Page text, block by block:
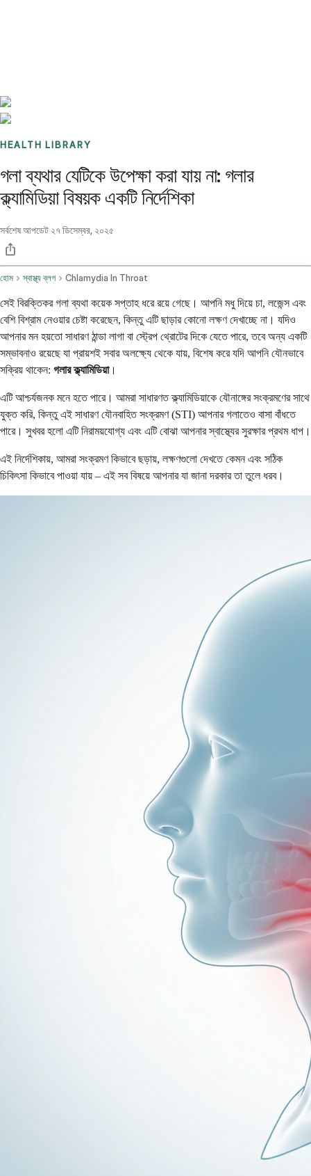
HEALTH LIBRARY
গলা ব্যথার যেটিকে উপেক্ষা করা যায় না: গলার
ক্ল্যামিডিয়া বিষয়ক একটি নির্দেশিকা
সর্বশেষ আপডেট২৭ ডিসেম্বর, ২০২৫
হোম স্বাস্থ্য ব্লগ Chlamydia In Throat
সেই বিরক্তিকর গলা ব্যথা কয়েক সপ্তাহ ধরে রয়ে গেছে। আপনি মধু দিয়ে চা, লজেন্স এবং
বেশি বিশ্রাম নেওয়ার চেষ্টা করেছেন, কিন্তু এটি ছাড়ার কোনো লক্ষণ দেখাচ্ছে না। যদিও
আপনার মন হয়তো সাধারণ ঠান্ডা লাগা বা স্ট্রেপ থ্রোটের দিকে যেতে পারে, তবে অন্য একটি
সম্ভাবনাও রয়েছে যা প্রায়শই সবার অলক্ষ্যে থেকে যায়, বিশেষ করে যদি আপনি যৌনভাবে
সক্রিয় থাকেন: গলার ক্ল্যামিডিয়া।
এটি আশ্চর্যজনক মনে হতে পারে। আমরা সাধারণত ক্ল্যামিডিয়াকে যৌনাঙ্গের সংক্রমণের সাথে
যুক্ত করি, কিন্তু এই সাধারণ যৌনবাহিত সংক্রমণ (STI) আপনার গলাতেও বাসা বাঁধতে
পারে। সুখবর হলো এটি নিরাময়যোগ্য এবং এটি বোঝা আপনার স্বাস্থ্যের সুরক্ষার প্রথম ধাপ।
এই নির্দেশিকায়, আমরা সংক্রমণ কিভাবে ছড়ায়, লক্ষণগুলো দেখতে কেমন এবং সঠিক
চিকিৎসা কিভাবে পাওয়া যায় – এই সব বিষয়ে আপনার যা জানা দরকার তা তুলে ধরব।